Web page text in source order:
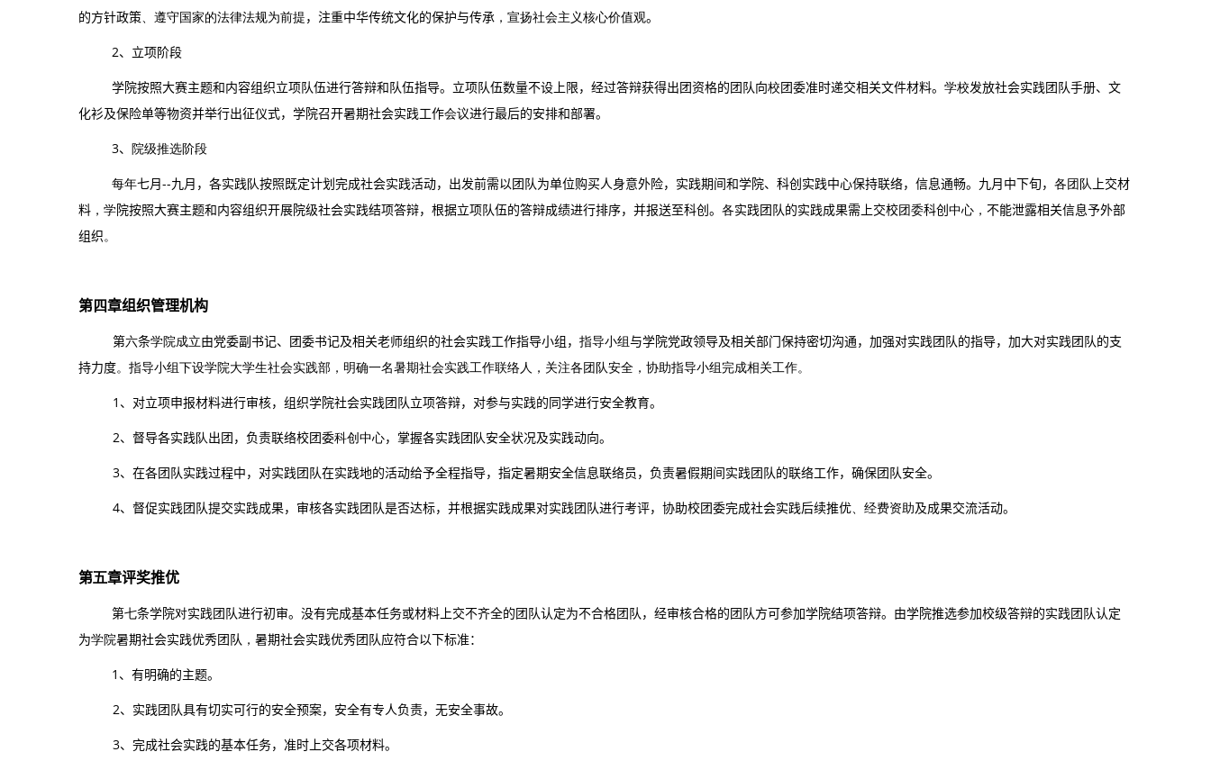
的方针政策、遵守国家的法律法规为前提，注重中华传统文化的保护与传承 ，宣扬社会主义核心价值观。
2、立项阶段
学院按照大赛主题和内容组织立项队伍进行答辩和队伍指导。立项队伍数量不设上限，经过答辩获得出团资格的团队向校团委准时递交相关文件材料。 学校发放社会实践团队手册、文
化衫及保险单等物资并举行出征仪式，学院召开暑期社会实践工作会议进行最后的安排和部署。
3、 院级推选阶段
每年七月--九月，各实践队按照既定计划完成社会实践活动，出发前需以团队为单位购买人身意外险，实践期间和学院、科创实践中心保持联络，信息通畅。九月中下旬， 各团队 上交材
料 ，学院按照大赛主题和内容组织开展院级社会实践结项答辩，根据立项队伍的答辩成绩进行排序，并报送至科创。 各实践团队的实践成果需上交校团委科创中心， 不能泄露相关信息予外部
组织。
第四章组织管理机构
第六条学院成立由党委副书记、团委书记及相关老师组织的社会实践工作指导小组， 指导小组与学院党政领导及相关部门保持密切沟通，加强对实践团队的指导，加大对实践团队的支
持力度。指导小组下设学院大学生社会实践部，明确一名暑期社会实践工作联络人，关注各团队安全，协助指导小组完成相关工作。
1 、对立项申报材料进行审核，组织学院社会实践团队立项答辩，对参与实践的同学进行安全教育。
2、督导各实践队出团，负责联络校团委科创中心，掌握各实践团队安全状况及实践动向。
3、在各团队实践过程中，对实践团队在实践地的活动给予全程指导，指定暑期安全信息联络员，负责暑假期间实践团队的联络工作，确保团队安全。
4、督促实践团队提交实践成果，审核各实践团队是否达标，并根据实践成果对实践团队进行考评，协助校团委完成社会实践后续推优、经费资助及成果交流活动。
第五章评奖推优
第七条学院对实践团队进行初审。没有完成基本任务或材料上交不齐全的团队认定为不合格团队，经审核合格的团队方可参加学院结项答辩。由学院推选参加校级答辩的实践团队认定
为学院暑期社会实践优秀团队 ， 暑期社会实践优秀团队应符合以下标准：
1、有明确的主题。
2、实践团队具有切实可行的安全预案，安全有专人负责，无安全事故。
3、完成社会实践的基本任务，准时上交各项材料。